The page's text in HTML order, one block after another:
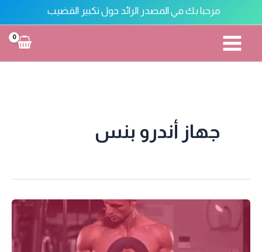
إلى
المحتوى
مرحبا بك في المصدر الرائد حول تكبير القضيب
جهاز أندرو بنس